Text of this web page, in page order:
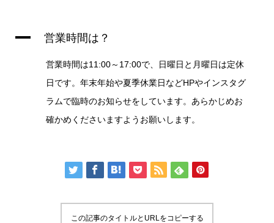
A 営業時間は？
営業時間は11:00～17:00で、日曜日と月曜日は定休
日です。年末年始や夏季休業日などHPやインスタグ
ラムで臨時のお知らせをしています。あらかじめお
確かめくださいますようお願いします。
この記事のタイトルとURLをコピーする